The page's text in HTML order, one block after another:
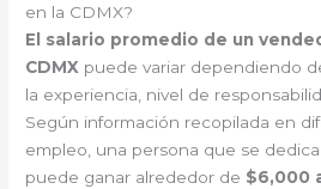
en la CDMX?
El salario promedio de un
CDMX puede variar dependiendo
la experiencia, nivel de
Según información recopilada en
empleo, una persona que se
puede ganar alrededor de $6,000